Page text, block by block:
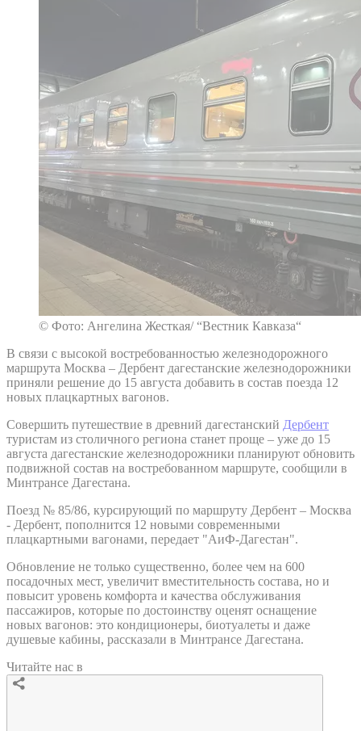
© Фото: Ангелина Жесткая/ “Вестник Кавказа“
В связи с высокой востребованностью железнодорожного
маршрута Москва – Дербент дагестанские железнодорожники
приняли решение до 15 августа добавить в состав поезда 12
новых плацкартных вагонов.
Совершить путешествие в древний дагестанский Дербент
туристам из столичного региона станет проще – уже до 15
августа дагестанские железнодорожники планируют обновить
подвижной состав на востребованном маршруте, сообщили в
Минтрансе Дагестана.
Поезд № 85/86, курсирующий по маршруту Дербент – Москва
- Дербент, пополнится 12 новыми современными
плацкартными вагонами, передает "АиФ-Дагестан".
Обновление не только существенно, более чем на 600
посадочных мест, увеличит вместительность состава, но и
повысит уровень комфорта и качества обслуживания
пассажиров, которые по достоинству оценят оснащение
новых вагонов: это кондиционеры, биотуалеты и даже
душевые кабины, рассказали в Минтрансе Дагестана.
Читайте нас в